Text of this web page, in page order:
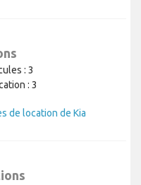
: 3
: 3
de location de Kia